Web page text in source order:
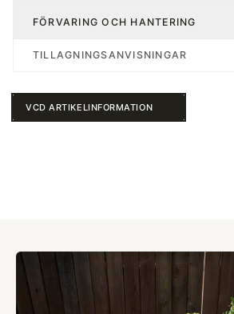
FÖRVARING OCH HANTERING
TILLAGNINGSANVISNINGAR
VCD ARTIKELINFORMATION